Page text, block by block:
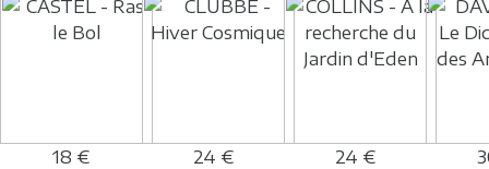
18 € 24 € 24 €